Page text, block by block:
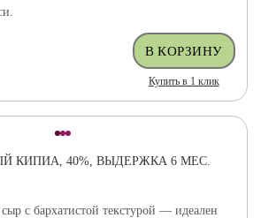
Купить в 1 клик
КИПИА, 40%, ВЫДЕРЖКА 6 МЕС.
с бархатистой текстурой — идеален